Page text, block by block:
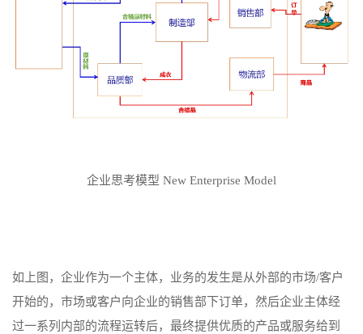
企业思考模型 New Enterprise Model
如上图，企业作为一个主体，业务的发生是从外部的市场/客户
开始的，市场或客户向企业的销售部下订单，然后企业主体经
过一系列内部的流程运转后，最终提供优质的产品或服务给到